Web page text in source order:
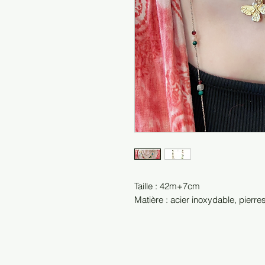
Taille : 42m+7cm
Matière : acier inoxydable,